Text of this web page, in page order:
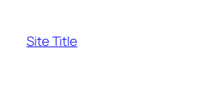
content
Site Title